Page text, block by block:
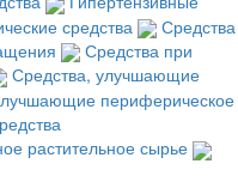
средства
Средства
Средства при
Средства, улучшающие
периферическое
растительное сырье